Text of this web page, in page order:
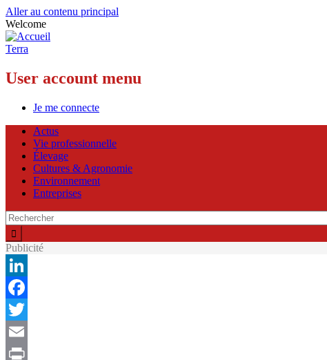
Aller au contenu principal
Welcome
Terra
User account menu
Je me connecte
Actus
Vie professionnelle
Élevage
Cultures & Agronomie
Environnement
Entreprises
Publicité
LinkedIn
Facebook
Twitter
Email